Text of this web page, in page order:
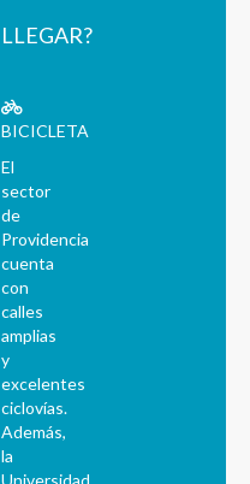
LLEGAR?
BICICLETA
El
sector
de
Providencia
cuenta
con
calles
amplias
y
excelentes
ciclovías.
Además,
la
Universidad